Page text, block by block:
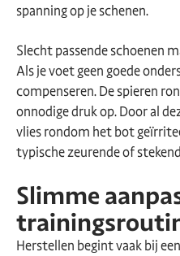
spanning op je schenen.
Slecht passende schoenen
Als je voet geen goede
compenseren. De spieren
onnodige druk op. Door al
vlies rondom het bot
typische zeurende of
Slimme
Herstellen begint vaak bij